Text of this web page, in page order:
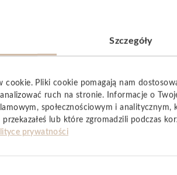
i w wymagających obiektach
w
– idealna podłoga dla
Szczegóły
cookie. Pliki cookie pomagają nam
analizować ruch na stronie. Informacje o
społecznościowym i analitycznym,
lub które zgromadzili podczas
prywatności